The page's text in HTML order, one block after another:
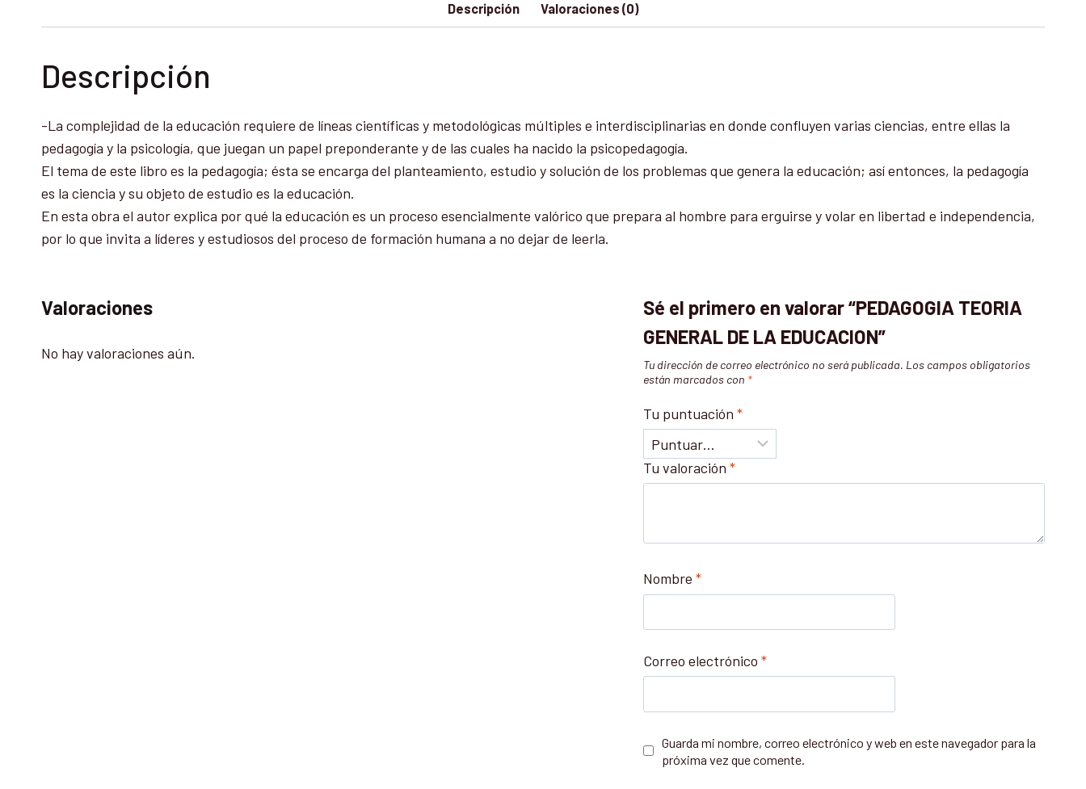
Descripción Valoraciones (0)
Descripción
-La complejidad de la educación requiere de líneas científicas y metodológicas múltiples e interdisciplinarias en donde confluyen varias ciencias, entre ellas la
pedagogía y la psicología, que juegan un papel preponderante y de las cuales ha nacido la psicopedagogía.
El tema de este libro es la pedagogía; ésta se encarga del planteamiento, estudio y solución de los problemas que genera la educación; así entonces, la pedagogía
es la ciencia y su objeto de estudio es la educación.
En esta obra el autor explica por qué la educación es un proceso esencialmente valórico que prepara al hombre para erguirse y volar en libertad e independencia,
por lo que invita a líderes y estudiosos del proceso de formación humana a no dejar de leerla.
Valoraciones
No hay valoraciones aún.
Sé el primero en valorar “PEDAGOGIA TEORIA
GENERAL DE LA EDUCACION”
Tu dirección de correo electrónico no será publicada. Los campos obligatorios
están marcados con *
Tu puntuación*
Tu valoración*
Nombre*
Correo electrónico*
Guarda mi nombre, correo electrónico y web en este navegador para la
próxima vez que comente.